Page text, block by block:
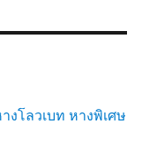
โลวเบท หางพิเศษ